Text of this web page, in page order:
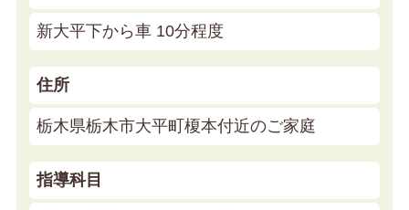
新大平下から車 10分程度
住所
栃木県栃木市大平町榎本付近のご家庭
指導科目